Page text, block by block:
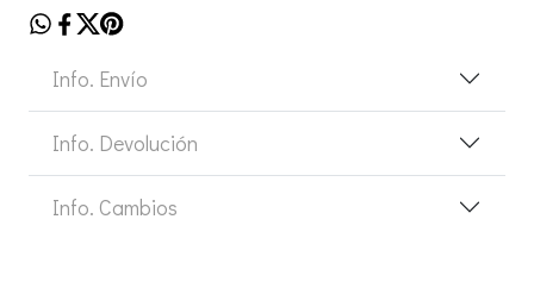
Info. Envío
Info. Devolución
Info. Cambios